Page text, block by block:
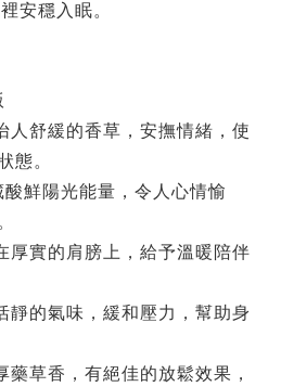
安穩入眠。
人舒緩的香草，安撫情緒，使
態。
鮮陽光能量，令人心情愉
厚實的肩膀上，給予溫暖陪伴
靜的氣味，緩和壓力，幫助身
藥草香，有絕佳的放鬆效果，